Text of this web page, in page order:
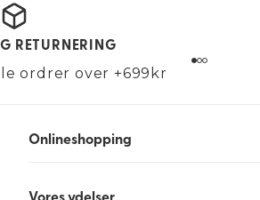
RETURNERING
ordrer over +699kr
Onlineshopping